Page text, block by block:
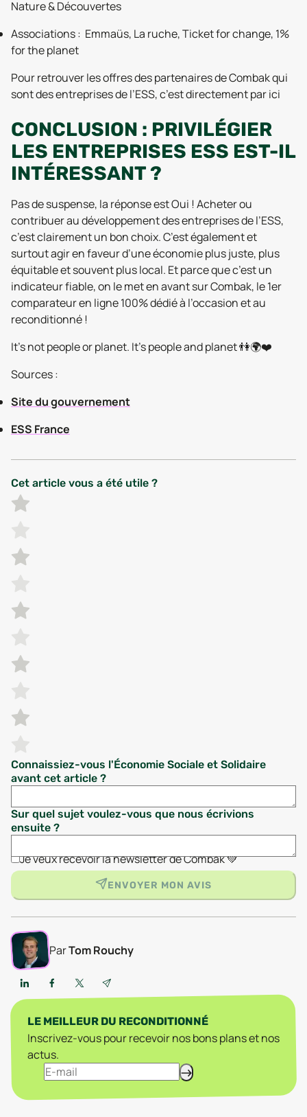
Nature & Découvertes
Associations : Emmaüs, La ruche, Ticket for change, 1%
for the planet
Pour retrouver les offres des partenaires de Combak qui
sont des entreprises de l’ESS, c’est directement par ici
CONCLUSION : PRIVILÉGIER
LES ENTREPRISES ESS EST-IL
INTÉRESSANT ?
Pas de suspense, la réponse est Oui ! Acheter ou
contribuer au développement des entreprises de l’ESS,
c’est clairement un bon choix. C’est également et
surtout agir en faveur d’une économie plus juste, plus
équitable et souvent plus local. Et parce que c’est un
indicateur fiable, on le met en avant sur Combak, le 1er
comparateur en ligne 100% dédié à l’occasion et au
reconditionné !
It’s not people or planet. It’s people and planet 👫🌍❤️
Sources :
Site du gouvernement
ESS France
Cet article vous a été utile ?
Connaissiez-vous l'Économie Sociale et Solidaire
avant cet article ?
Sur quel sujet voulez-vous que nous écrivions
ensuite ?
Je veux recevoir la newsletter de Combak 💚
ENVOYER MON AVIS
ParTom Rouchy
LE MEILLEUR DU RECONDITIONNÉ
Inscrivez-vous pour recevoir nos bons plans et nos
actus.